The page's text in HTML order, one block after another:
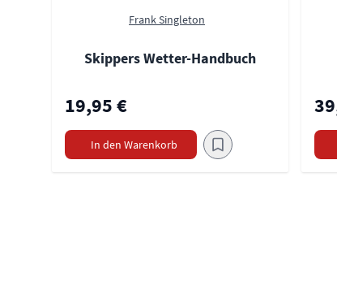
Frank Singleton
Skippers Wetter-Handbuch
19,95 €
In den Warenkorb